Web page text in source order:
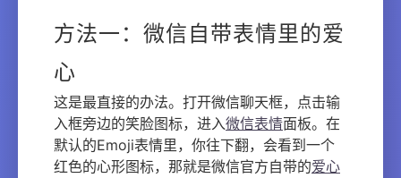
方法一：微信自带表情里的爱
心
这是最直接的办法。打开微信聊天框，点击输
入框旁边的笑脸图标，进入微信表情面板。在
默认的Emoji表情里，你往下翻，会看到一个
红色的心形图标，那就是微信官方自带的爱心